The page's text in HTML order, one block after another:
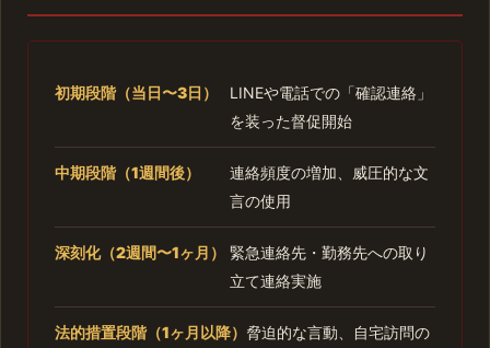
初期段階（当日〜3日）
LINEや電話での「確認連絡」
を装った督促開始
中期段階（1週間後）
連絡頻度の増加、威圧的な文
言の使用
深刻化（2週間〜1ヶ月）
緊急連絡先・勤務先への取り
立て連絡実施
法的措置段階（1ヶ月以降） 脅迫的な言動、自宅訪問の